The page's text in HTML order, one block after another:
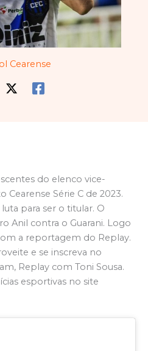
Cearense
do elenco vice-
Série C de 2023.
para ser o titular. O
Anil contra o Guarani. Logo
a reportagem do Replay.
e se inscreva no
Replay com Toni Sousa.
esportivas no site